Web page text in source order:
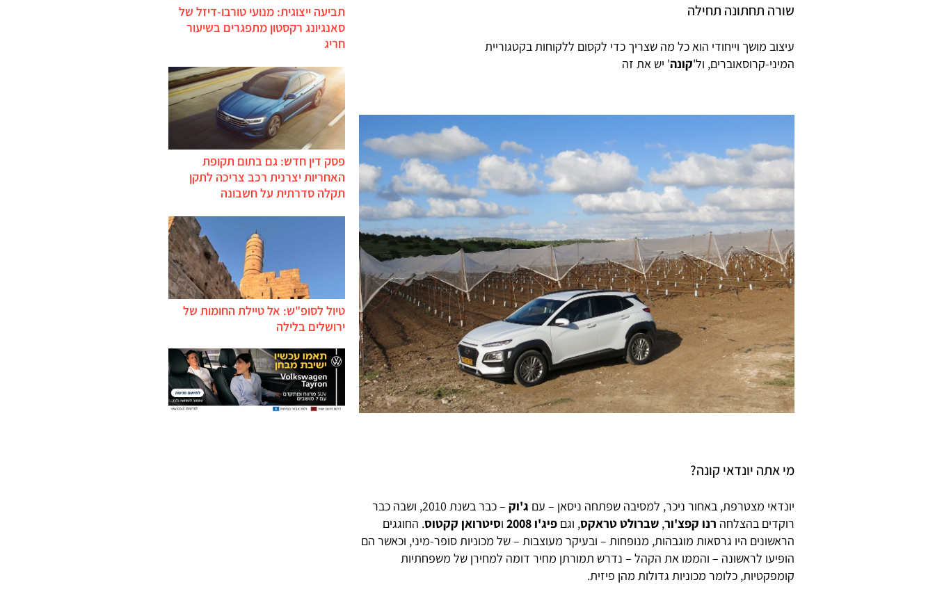
שורה תחתונה תחילה
עיצוב מושך וייחודי הוא כל מה שצריך כדי לקסום ללקוחות בקטגוריית
המיני-קרוסאוברים, ול'קונה' יש את זה
מי אתה יונדאי קונה?
יונדאי מצטרפת, באחור ניכר, למסיבה שפתחה ניסאן – עם ג'וק
– כבר בשנת 2010, ושבה כבר
רוקדים בהצלחה רנו קפצ'ור, שברולט טראקס, וגם פיג'ו 2008 וסיטרואן קקטוס. החוגגים
הראשונים היו גרסאות מוגבהות, מנופחות – ובעיקר מעוצבות – של מכוניות סופר-מיני, וכאשר הם
הופיעו לראשונה – והממו את הקהל – נדרש תמורתן מחיר דומה למחירן של משפחתיות
קומפקטיות, כלומר מכוניות גדולות מהן פיזית.
תביעה ייצוגית: מנועי טורבו-דיזל של
סאנגיונג רקסטון מתפגרים בשיעור
חריג
פסק דין חדש: גם בתום תקופת
האחריות יצרנית רכב צריכה לתקן
תקלה סדרתית על חשבונה
טיול לסופ"ש: אל טיילת החומות של
ירושלים בלילה